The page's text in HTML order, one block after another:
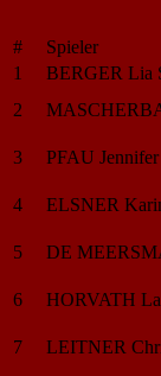
# Spieler
1
BERGER Lia
2
3 PFAU Jennifer
4 ELSNER
5 DE
6 HORVATH
7 LEITNER